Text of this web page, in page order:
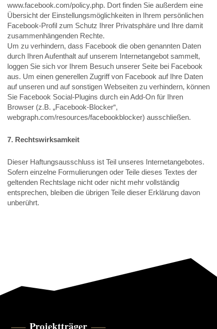
www.facebook.com/policy.php. Dort finden Sie außerdem eine
Übersicht der Einstellungsmöglichkeiten in Ihrem persönlichen
Facebook-Profil zum Schutz Ihrer Privatsphäre und Ihre damit
zusammenhängenden Rechte.
Um zu verhindern, dass Facebook die oben genannten Daten
durch Ihren Aufenthalt auf unserem Internetangebot sammelt,
loggen Sie sich vor Ihrem Besuch unserer Seite bei Facebook
aus. Um einen generellen Zugriff von Facebook auf Ihre Daten
auf unseren und auf sonstigen Webseiten zu verhindern, können
Sie Facebook Social-Plugins durch ein Add-On für Ihren
Browser (z.B. „Facebook-Blocker“,
webgraph.com/resources/facebookblocker) ausschließen.
7. Rechtswirksamkeit
Dieser Haftungsausschluss ist Teil unseres Internetangebotes.
Sofern einzelne Formulierungen oder Teile dieses Textes der
geltenden Rechtslage nicht oder nicht mehr vollständig
entsprechen, bleiben die übrigen Teile dieser Erklärung davon
unberührt.